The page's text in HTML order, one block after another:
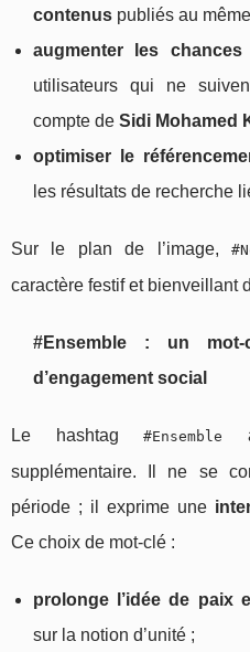
contenus publiés au
augmenter les
utilisateurs qui ne
compte de Sidi Mohamed
optimiser le
les résultats de recherche
Sur le plan de l’image,
caractère festif et bienveillant
#Ensemble : un
d’engagement social
Le hashtag#Ensemble
supplémentaire. Il ne se
période ; il exprime une
Ce choix de mot-clé :
prolonge l’idée de paix
sur la notion d’unité ;